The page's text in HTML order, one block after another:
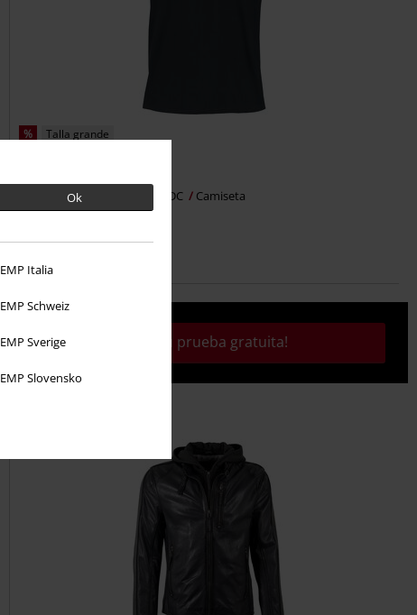
Ok
EMP Italia
EMP Schweiz
EMP Sverige
EMP Slovensko
% Talla grande
50 Years Logo History AC/DC Camiseta
¡Activa tu prueba gratuita!